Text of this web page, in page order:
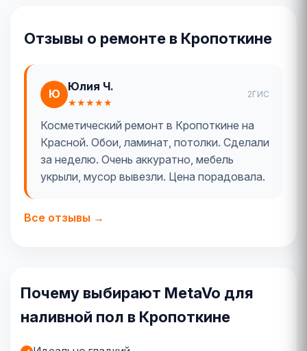
Отзывы о ремонте в Кропоткине
Ю
Юлия Ч.
★★★★★
2ГИС
Косметический ремонт в Кропоткине на
Красной. Обои, ламинат, потолки. Сделали
за неделю. Очень аккуратно, мебель
укрыли, мусор вывезли. Цена порадовала.
Все отзывы →
Почему выбирают MetaVo для
наливной пол в Кропоткине